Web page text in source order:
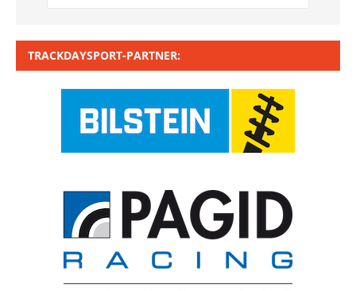
TRACKDAYSPORT-PARTNER: